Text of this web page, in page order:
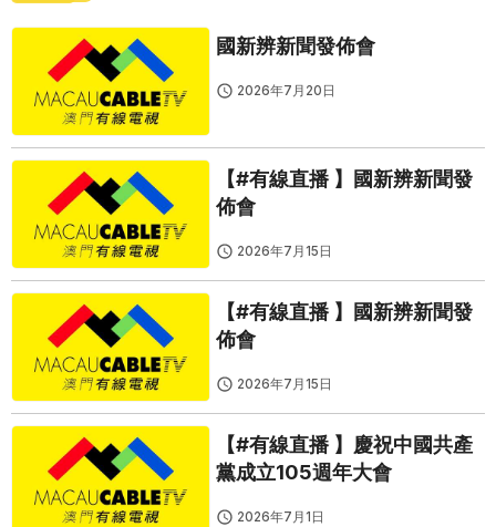
國新辨新聞發佈會
2026年7月20日
【#有線直播 】國新辨新聞發
佈會
2026年7月15日
【#有線直播 】國新辨新聞發
佈會
2026年7月15日
【#有線直播 】慶祝中國共產
黨成立105週年大會
2026年7月1日